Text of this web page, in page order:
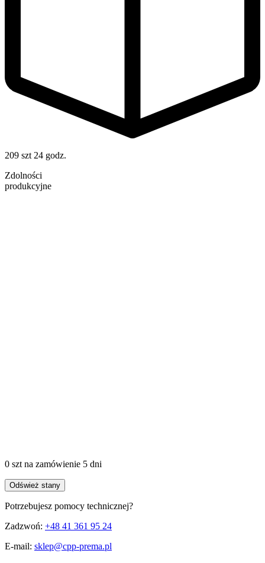
209 szt24 godz.
Zdolności
produkcyjne
0 sztna zamówienie 5 dni
Odśwież stany
Potrzebujesz pomocy technicznej?
Zadzwoń: +48 41 361 95 24
E-mail: sklep@cpp-prema.pl